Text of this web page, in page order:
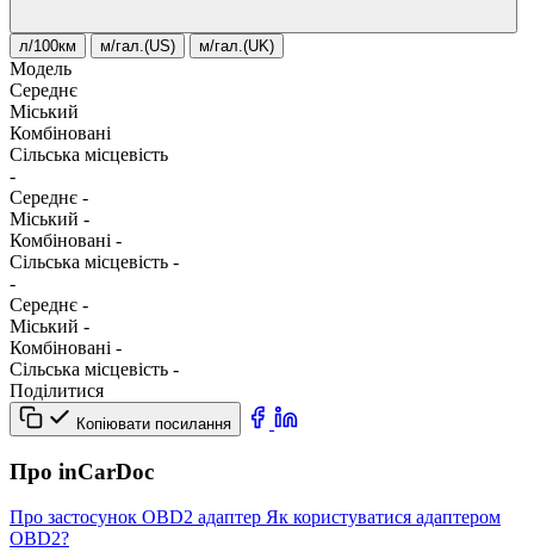
л/100км м/гал.(US) м/гал.(UK)
Модель
Середнє
Міський
Комбіновані
Сільська місцевість
-
Середнє -
Міський -
Комбіновані -
Сільська місцевість -
-
Середнє -
Міський -
Комбіновані -
Сільська місцевість -
Поділитися
Копіювати посилання
Про inCarDoc
Про застосунок OBD2 адаптер Як користуватися адаптером
OBD2?